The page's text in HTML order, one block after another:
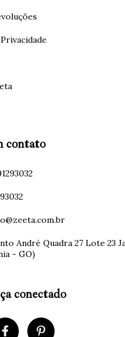
contato
André Quadra 27 Lote 23
- GO)
conectado